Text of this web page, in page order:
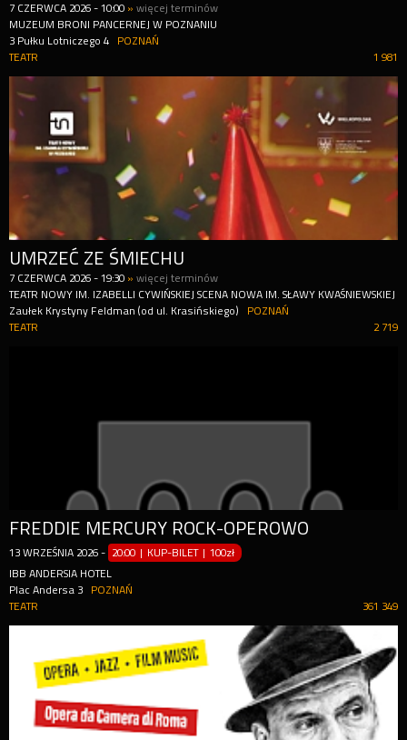
7 CZERWCA 2026 -10:00 »więcej terminów
MUZEUM BRONI PANCERNEJ W POZNANIU
3 Pułku Lotniczego 4
POZNAŃ
1 981
TEATR
UMRZEĆ ZE ŚMIECHU
7 CZERWCA 2026 -19:30 »więcej terminów
TEATR NOWY IM. IZABELLI CYWIŃSKIEJ SCENA NOWA IM. SŁAWY KWAŚNIEWSKIEJ
Zaułek Krystyny Feldman (od ul. Krasińskiego)
POZNAŃ
2 719
TEATR
FREDDIE MERCURY ROCK-OPEROWO
13 WRZEŚNIA 2026 - 20:00 | KUP-BILET |100zł
IBB ANDERSIA HOTEL
Plac Andersa 3
POZNAŃ
361 349
TEATR